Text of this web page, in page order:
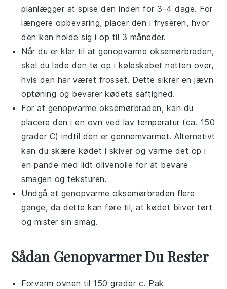
planlægger at spise den inden for 3-4 dage. For
længere opbevaring, placer den i fryseren, hvor
den kan holde sig i op til 3 måneder.
Når du er klar til at genopvarme oksemørbraden,
skal du lade den tø op i køleskabet natten over,
hvis den har været frosset. Dette sikrer en jævn
optøning og bevarer kødets saftighed.
For at genopvarmeoksemørbraden, kan du
placere den i en ovn ved lav temperatur (ca. 150
grader C) indtil den er gennemvarmet. Alternativt
kan du skære kødet i skiver og varme det op i
en pande med lidtolivenolie for at bevare
smagen og teksturen.
Undgå at genopvarmeoksemørbraden flere
gange, da dette kan føre til, at kødet bliver tørt
og mister sin smag.
Sådan Genopvarmer Du Rester
Forvarm ovnen til 150 grader c. Pak